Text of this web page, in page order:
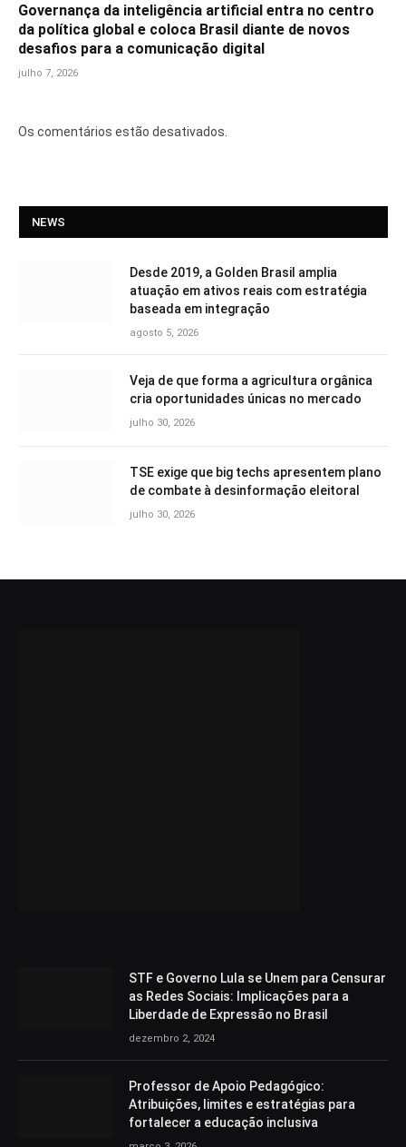
Governança da inteligência artificial entra no centro
da política global e coloca Brasil diante de novos
desafios para a comunicação digital
julho 7, 2026
Os comentários estão desativados.
NEWS
Desde 2019, a Golden Brasil amplia
atuação em ativos reais com estratégia
baseada em integração
agosto 5, 2026
Veja de que forma a agricultura orgânica
cria oportunidades únicas no mercado
julho 30, 2026
TSE exige que big techs apresentem plano
de combate à desinformação eleitoral
julho 30, 2026
STF e Governo Lula se Unem para Censurar
as Redes Sociais: Implicações para a
Liberdade de Expressão no Brasil
dezembro 2, 2024
Professor de Apoio Pedagógico:
Atribuições, limites e estratégias para
fortalecer a educação inclusiva